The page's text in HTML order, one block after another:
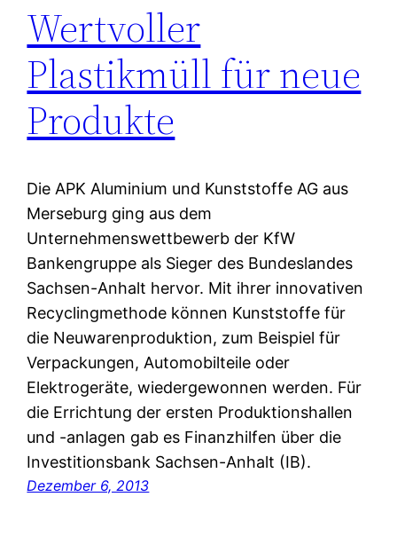
Wertvoller
Plastikmüll für neue
Produkte
Die APK Aluminium und Kunststoffe AG aus
Merseburg ging aus dem
Unternehmenswettbewerb der KfW
Bankengruppe als Sieger des Bundeslandes
Sachsen-Anhalt hervor. Mit ihrer innovativen
Recyclingmethode können Kunststoffe für
die Neuwarenproduktion, zum Beispiel für
Verpackungen, Automobilteile oder
Elektrogeräte, wiedergewonnen werden. Für
die Errichtung der ersten Produktionshallen
und -anlagen gab es Finanzhilfen über die
Investitionsbank Sachsen-Anhalt (IB).
Dezember 6, 2013